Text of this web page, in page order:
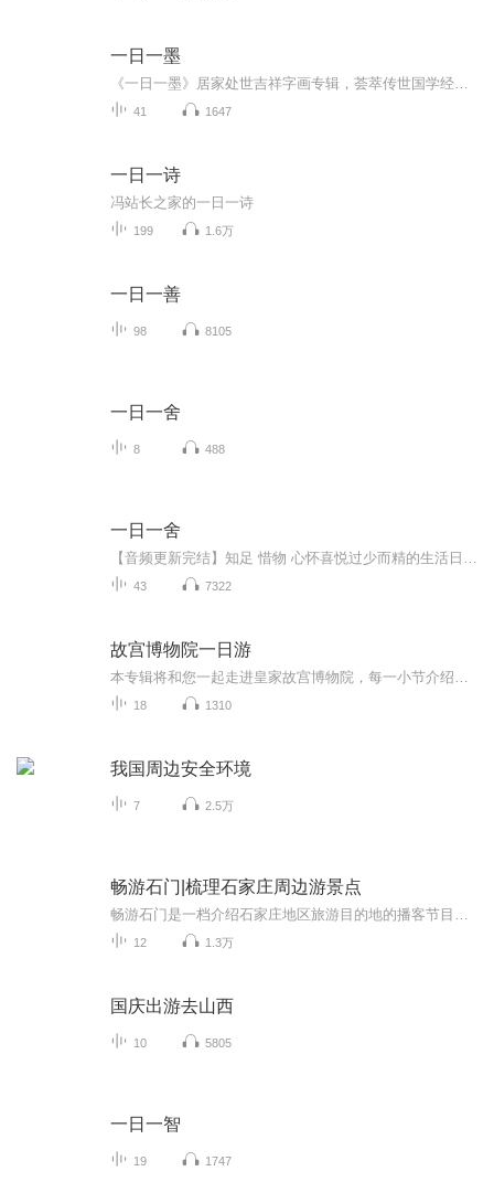
一日一墨
41 1647
一日一诗
冯站长之家的一日一诗
199 1.6万
一日一善
98 8105
一日一舍
8 488
一日一舍
43 7322
故宫博物院一日游
18 1310
我国周边安全环境
7 2.5万
畅游石门|梳理石家庄周边游景点
12 1.3万
国庆出游去山西
10 5805
一日一智
19 1747